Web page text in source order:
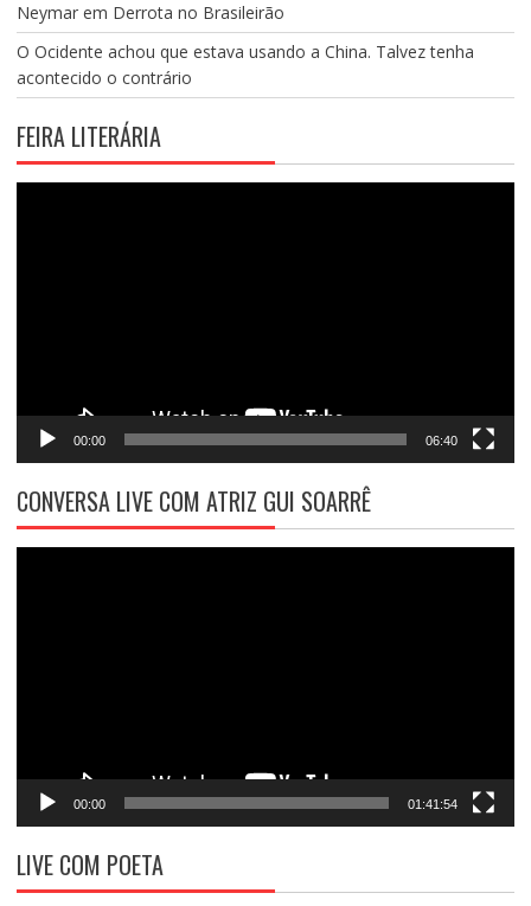
Neymar em Derrota no Brasileirão
O Ocidente achou que estava usando a China. Talvez tenha
acontecido o contrário
FEIRA LITERÁRIA
00:00 06:40
CONVERSA LIVE COM ATRIZ GUI SOARRÊ
00:00 01:41:54
LIVE COM POETA